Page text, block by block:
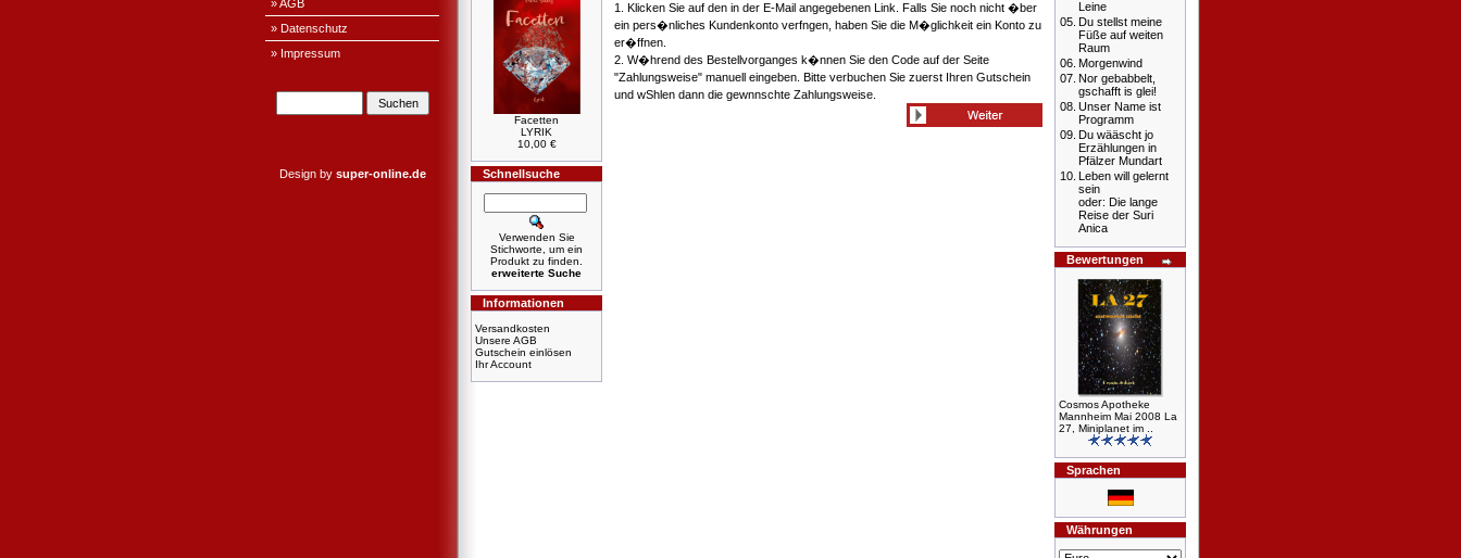
» AGB
» Datenschutz
» Impressum
Design by super-online.de
Facetten
LYRIK
10,00 €
Schnellsuche
Verwenden Sie
Stichworte, um ein
Produkt zu finden.
erweiterte Suche
Informationen
Versandkosten
Unsere AGB
Gutschein einlösen
Ihr Account
1. Klicken Sie auf den in der E-Mail angegebenen Link. Falls Sie noch nicht �ber
ein pers�nliches Kundenkonto verfngen, haben Sie die M�glichkeit ein Konto zu
er�ffnen.
2. W�hrend des Bestellvorganges k�nnen Sie den Code auf der Seite
"Zahlungsweise" manuell eingeben. Bitte verbuchen Sie zuerst Ihren Gutschein
und wShlen dann die gewnnschte Zahlungsweise.
Leine
05. Du stellst meine
Füße auf weiten
Raum
06. Morgenwind
07. Nor gebabbelt,
gschafft is glei!
08. Unser Name ist
Programm
09. Du wääscht jo
Erzählungen in
Pfälzer Mundart
10. Leben will gelernt
sein
oder: Die lange
Reise der Suri
Anica
Bewertungen
Cosmos Apotheke
Mannheim Mai 2008 La
27, Miniplanet im ..
Sprachen
Währungen